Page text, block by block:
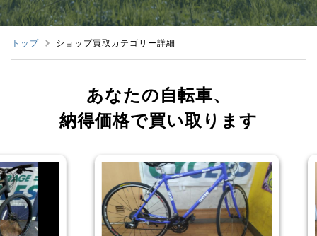
トップ ショップ買取カテゴリー詳細
あなたの自転車、
納得価格で買い取ります